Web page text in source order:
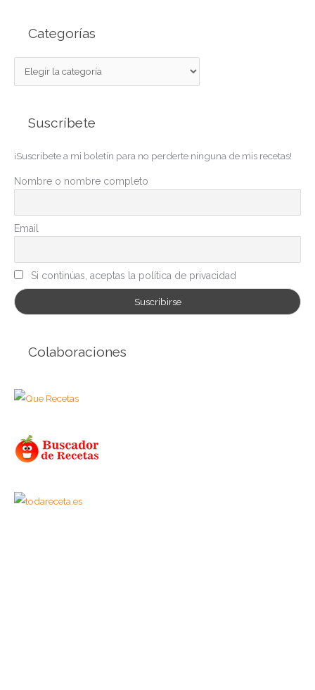
Categorías
a
o
r
a
s
Suscríbete
¡Suscribete a mi boletín para no perderte ninguna de mis recetas!
Nombre o nombre completo
Email
Si continúas, aceptas la política de privacidad
Colaboraciones